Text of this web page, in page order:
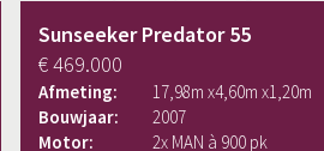
Sunseeker Predator 55
€ 469.000
Afmeting: 17,98m x4,60m x1,20m
Bouwjaar:
2007
Motor:
2x MAN à 900 pk